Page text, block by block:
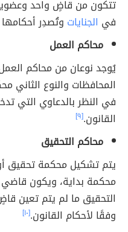
تتكون من قاضٍ واحد
في الجنايات وتُصدِر
محاكم العمل
يُوجد نوعان من محاكم
المحافظات والنوع الثاني
في النظر بالدعاوي التي
القانون.[٩]
محاكم التحقيق
يتم تشكيل محكمة تحقيق
محكمة بداية، ويكون
التحقيق ما لم يتم تعين
وفقًا لأحكام القانون.[١٠]